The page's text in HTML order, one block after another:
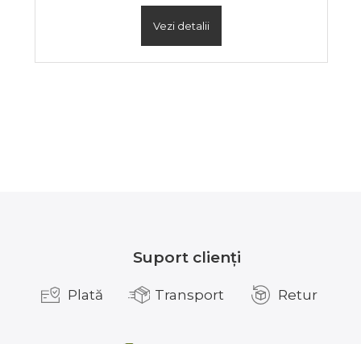
Vezi detalii
Suport clienți
Plată Transport Retur